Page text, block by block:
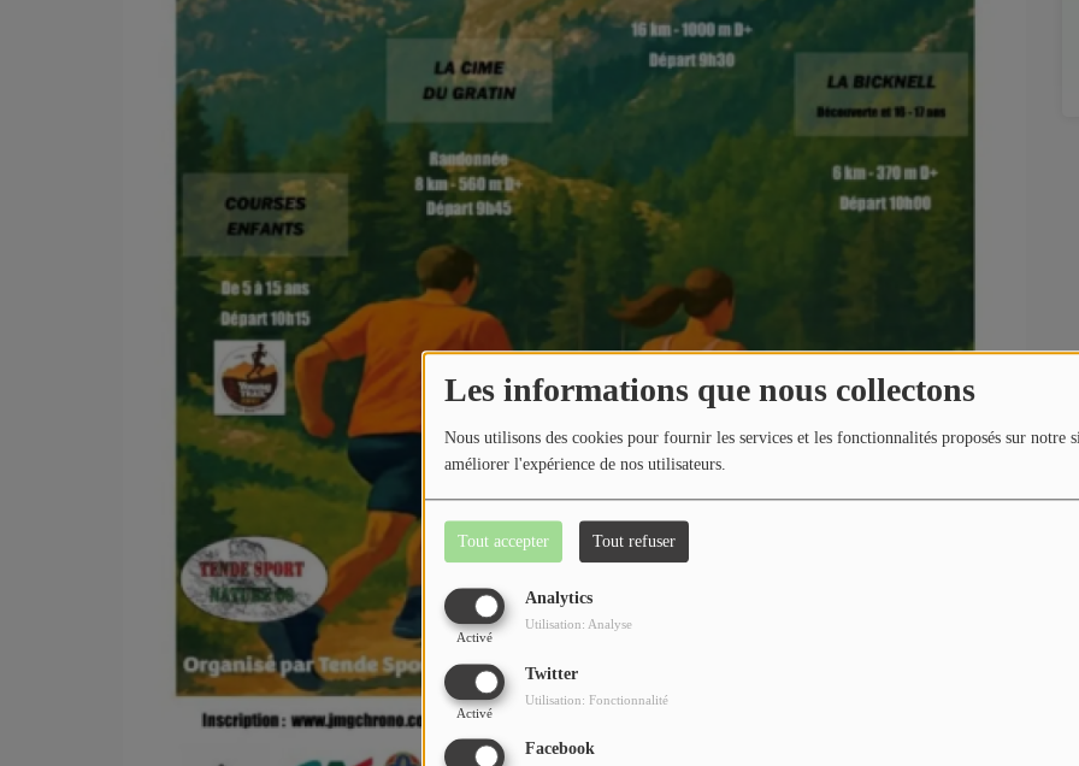
Les informations que nous collectons
Nous utilisons des cookies pour fournir les services et les fonctionnalités proposés sur notre
améliorer l'expérience de nos utilisateurs.
Tout accepter Tout refuser
Analytics
Activé
Utilisation: Analyse
Twitter
Activé
Utilisation: Fonctionnalité
Facebook